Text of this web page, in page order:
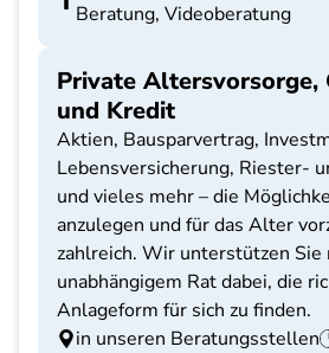
Beratung, Videoberatung
Private Altersvorsorge,
und Kredit
Aktien, Bausparvertrag,
Lebensversicherung, Riester-
und vieles mehr – die
anzulegen und für das Alter
zahlreich. Wir unterstützen Sie
unabhängigem Rat dabei, die
Anlageform für sich zu finden.
in unseren Beratungsstellen